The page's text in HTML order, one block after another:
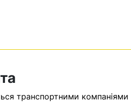
транспортними компаніями